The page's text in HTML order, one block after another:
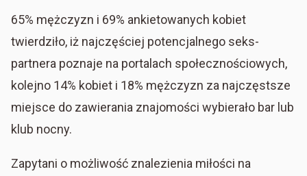
65% mężczyzn i 69% ankietowanych kobiet
twierdziło, iż najczęściej potencjalnego seks-
partnera poznaje na portalach społecznościowych,
kolejno 14% kobiet i 18% mężczyzn za najczęstsze
miejsce do zawierania znajomości wybierało bar lub
klub nocny.
Zapytani o możliwość znalezienia miłości na